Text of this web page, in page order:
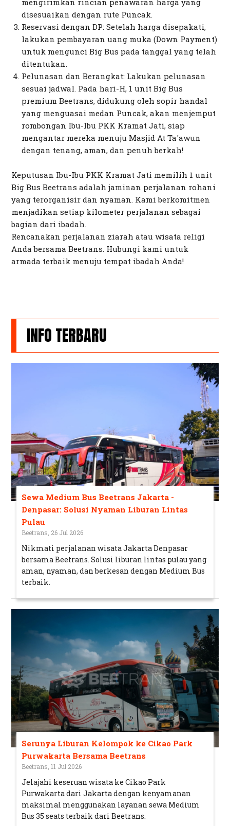
disesuaikan dengan rute Puncak.
Reservasi dengan DP: Setelah harga disepakati,
lakukan pembayaran uang muka (Down Payment)
untuk mengunci Big Bus pada tanggal yang telah
ditentukan.
Pelunasan dan Berangkat: Lakukan pelunasan
sesuai jadwal. Pada hari-H, 1 unit Big Bus
premium Beetrans, didukung oleh sopir handal
yang menguasai medan Puncak, akan menjemput
rombongan Ibu-Ibu PKK Kramat Jati, siap
mengantar mereka menuju Masjid At Ta'awun
dengan tenang, aman, dan penuh berkah!
Keputusan Ibu-Ibu PKK Kramat Jati memilih 1 unit
Big Bus Beetrans adalah jaminan perjalanan rohani
yang terorganisir dan nyaman. Kami berkomitmen
menjadikan setiap kilometer perjalanan sebagai
bagian dari ibadah.
Rencanakan perjalanan ziarah atau wisata religi
Anda bersama Beetrans. Hubungi kami untuk
armada terbaik menuju tempat ibadah Anda!
INFO TERBARU
Sewa Medium Bus Beetrans Jakarta -
Denpasar: Solusi Nyaman Liburan Lintas
Pulau
Beetrans, 26 Jul 2026
Nikmati perjalanan wisata Jakarta Denpasar
bersama Beetrans. Solusi liburan lintas pulau yang
aman, nyaman, dan berkesan dengan Medium Bus
terbaik.
Serunya Liburan Kelompok ke Cikao Park
Purwakarta Bersama Beetrans
Beetrans, 11 Jul 2026
Jelajahi keseruan wisata ke Cikao Park
Purwakarta dari Jakarta dengan kenyamanan
maksimal menggunakan layanan sewa Medium
Bus 35 seats terbaik dari Beetrans.